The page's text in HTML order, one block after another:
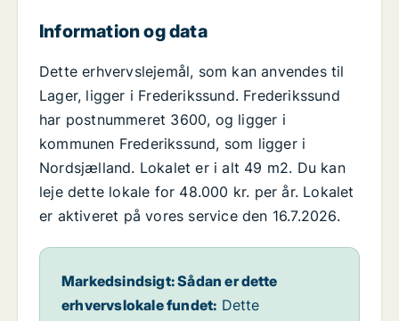
Information og data
Dette erhvervslejemål, som kan anvendes til
Lager, ligger i Frederikssund. Frederikssund
har postnummeret 3600, og ligger i
kommunen Frederikssund, som ligger i
Nordsjælland. Lokalet er i alt 49 m2. Du kan
leje dette lokale for 48.000 kr. per år. Lokalet
er aktiveret på vores service den 16.7.2026.
Markedsindsigt: Sådan er dette
erhvervslokale fundet: Dette